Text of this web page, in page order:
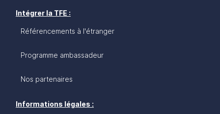
Intégrer la TFE :
Référencements à l'étranger
Programme ambassadeur
Nos partenaires
Informations légales :